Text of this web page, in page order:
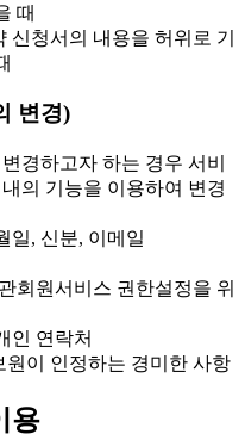
때
신청서의 내용을 허위로 기
변경)
경하고자 하는 경우 서비
의 기능을 이용하여 변경
, 신분, 이메일
회원서비스 권한설정을 위
인 연락처
이 인정하는 경미한 사항
용